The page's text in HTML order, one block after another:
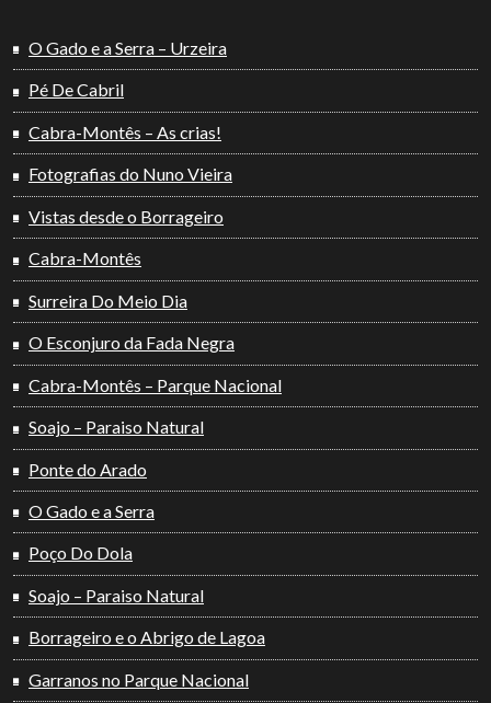
O Gado e a Serra – Urzeira
Pé De Cabril
Cabra-Montês – As crias!
Fotografias do Nuno Vieira
Vistas desde o Borrageiro
Cabra-Montês
Surreira Do Meio Dia
O Esconjuro da Fada Negra
Cabra-Montês – Parque Nacional
Soajo – Paraiso Natural
Ponte do Arado
O Gado e a Serra
Poço Do Dola
Soajo – Paraiso Natural
Borrageiro e o Abrigo de Lagoa
Garranos no Parque Nacional